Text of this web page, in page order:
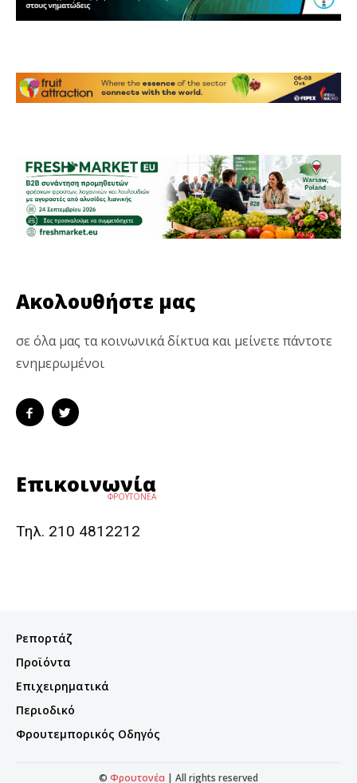
Ακολουθήστε μας
σε όλα μας τα κοινωνικά δίκτυα και μείνετε πάντοτε
ενημερωμένοι
Επικοινωνία
ΦΡΟΥΤΟΝΕΑ
Τηλ. 210 4812212
Ρεπορτάζ
Προϊόντα
Επιχειρηματικά
Περιοδικό
Φρουτεμπορικός Οδηγός
© Φρουτονέα | All rights reserved